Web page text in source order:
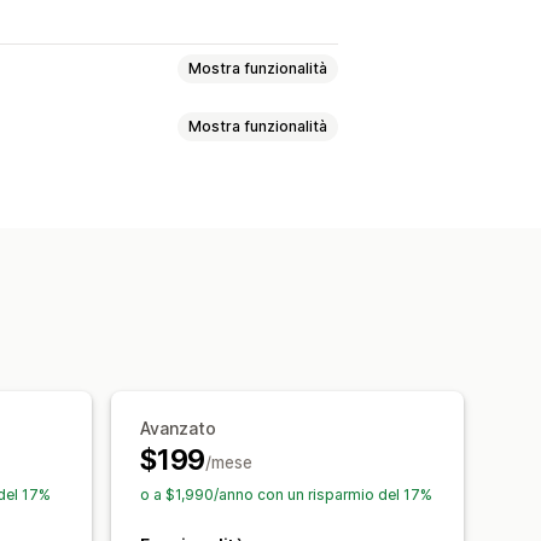
Mostra funzionalità
Richieste personalizzate
Mostra funzionalità
17%
Avanzato
$199/mese
o a $1,990/anno con un risparmio del 17%